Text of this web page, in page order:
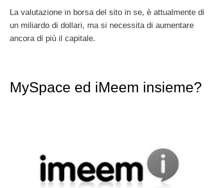
La valutazione in borsa del sito in se, è attualmente di
un miliardo di dollari, ma si necessita di aumentare
ancora di più il capitale.
MySpace ed iMeem insieme?